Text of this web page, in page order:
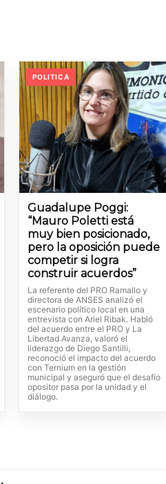
POLITICA
Guadalupe Poggi:
“Mauro Poletti está
muy bien posicionado,
pero la oposición puede
competir si logra
construir acuerdos”
La referente del PRO Ramallo y
directora de ANSES analizó el
escenario político local en una
entrevista con Ariel Ribak. Habló
del acuerdo entre el PRO y La
Libertad Avanza, valoró el
liderazgo de Diego Santilli,
reconoció el impacto del acuerdo
con Ternium en la gestión
municipal y aseguró que el desafío
opositor pasa por la unidad y el
diálogo.